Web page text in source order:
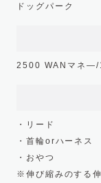
ドッグパーク
2500 WANマネ―/
・リード
・首輪orハーネス
・おやつ
※伸び縮みのする